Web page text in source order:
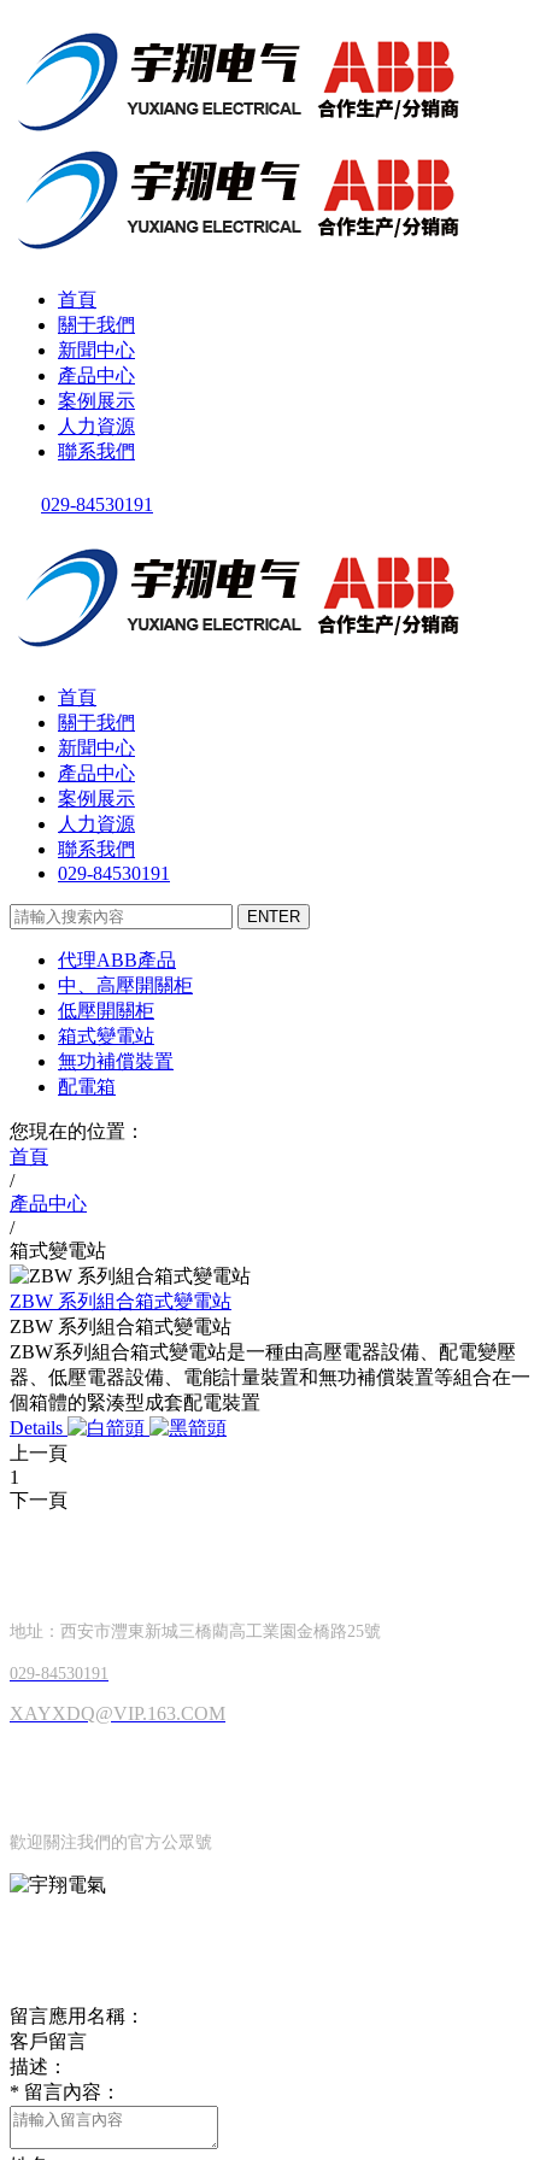
首頁
關于我們
新聞中心
產品中心
案例展示
人力資源
聯系我們
029-84530191
首頁
關于我們
新聞中心
產品中心
案例展示
人力資源
聯系我們
029-84530191
代理ABB產品
中、高壓開關柜
低壓開關柜
箱式變電站
無功補償裝置
配電箱
您現在的位置：
首頁
/
產品中心
/
箱式變電站
ZBW 系列組合箱式變電站
ZBW 系列組合箱式變電站
ZBW系列組合箱式變電站是一種由高壓電器設備、配電變壓
器、低壓電器設備、電能計量裝置和無功補償裝置等組合在一
個箱體的緊湊型成套配電裝置
Details
上一頁
1
下一頁
地址：西安市灃東新城三橋藺高工業園金橋路25號
029-84530191
XAYXDQ@VIP.163.COM
歡迎關注我們的官方公眾號
留言應用名稱：
客戶留言
描述：
* 留言內容：